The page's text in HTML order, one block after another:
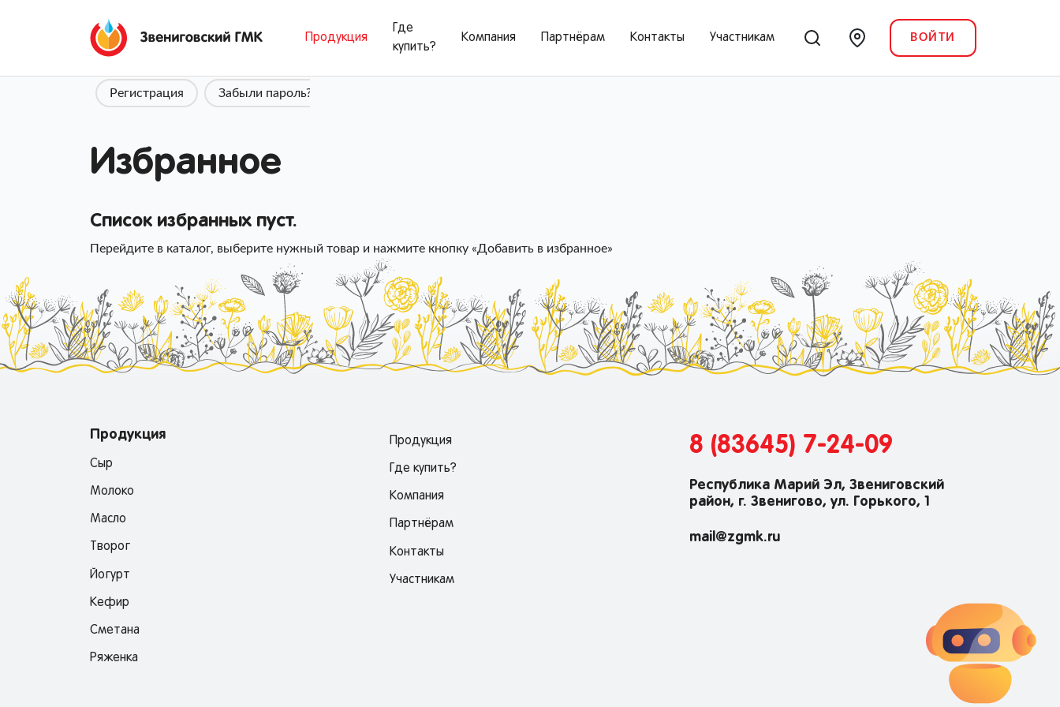
Продукция
Где
купить?
Компания Партнёрам Контакты Участникам ВОЙТИ
Регистрация Забыли пароль?
Избранное
Список избранных пуст.
Перейдите в каталог, выберите нужный товар и нажмите кнопку «Добавить в избранное»
Продукция
Сыр
Молоко
Масло
Творог
Йогурт
Кефир
Сметана
Ряженка
Продукция
Где купить?
Компания
Партнёрам
Контакты
Участникам
8 (83645) 7-24-09
Республика Марий Эл, Звениговский
район, г. Звенигово, ул. Горького, 1
mail@zgmk.ru